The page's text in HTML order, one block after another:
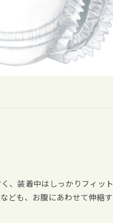
、装着中はしっかりフィット
ども、お腹にあわせて伸縮す